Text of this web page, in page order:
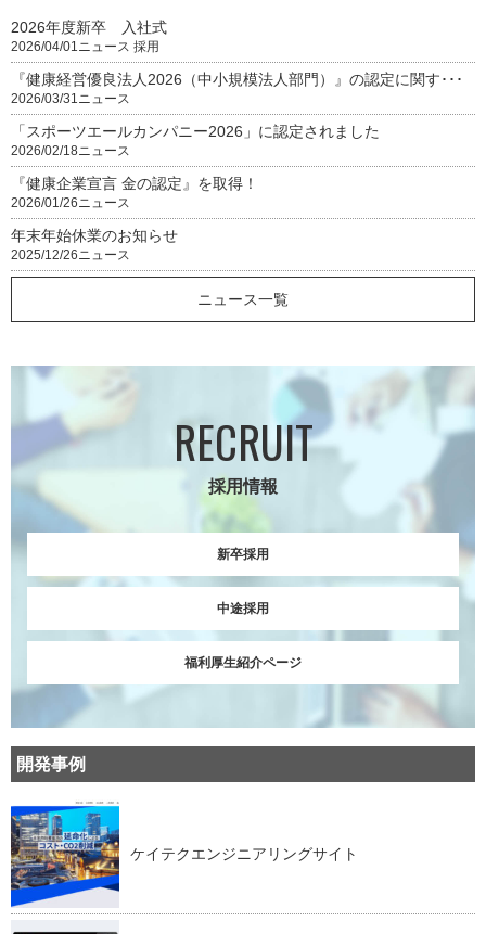
2026年度新卒 入社式
2026/04/01ニュース 採用
『健康経営優良法人2026（中小規模法人部門）』の認定に関す･･･
2026/03/31ニュース
「スポーツエールカンパニー2026」に認定されました
2026/02/18ニュース
『健康企業宣言 金の認定』を取得！
2026/01/26ニュース
年末年始休業のお知らせ
2025/12/26ニュース
ニュース一覧
RECRUIT
採用情報
新卒採用
中途採用
福利厚生紹介ページ
開発事例
ケイテクエンジニアリングサイト